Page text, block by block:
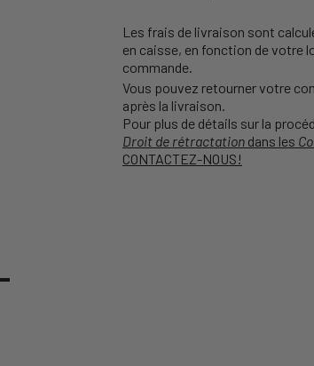
Les frais de livraison sont
en caisse, en fonction de votre
commande.
Vous pouvez retourner votre
après la livraison.
Pour plus de détails sur la
Droit de rétractation dans les
CONTACTEZ-NOUS!